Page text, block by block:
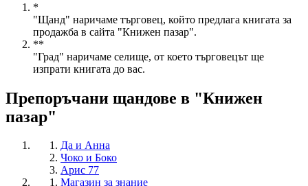
*
"Щанд" наричаме търговец, който предлага книгата за
продажба в сайта "Книжен пазар".
**
"Град" наричаме селище, от което търговецът ще
изпрати книгата до вас.
Препоръчани щандове в "Книжен
пазар"
Да и Анна
Чоко и Боко
Арис 77
Магазин за знание